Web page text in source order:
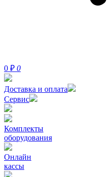
0 ₽ 0
Доставка и оплата
Сервис
Комплекты
оборудования
Онлайн
кассы